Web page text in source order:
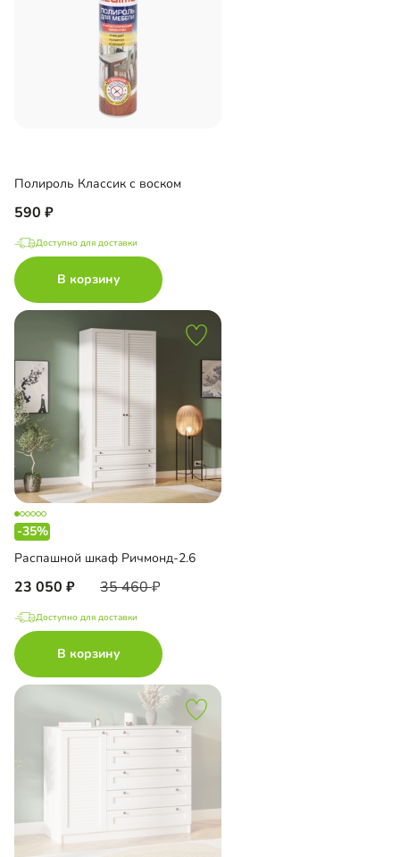
Полироль Классик с воском
590
Доступно для доставки
В корзину
-35%
Распашной шкаф Ричмонд-2.6
23 050 35 460
Доступно для доставки
В корзину